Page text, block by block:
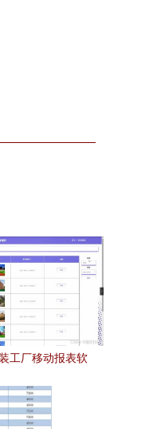
工厂移动报表软